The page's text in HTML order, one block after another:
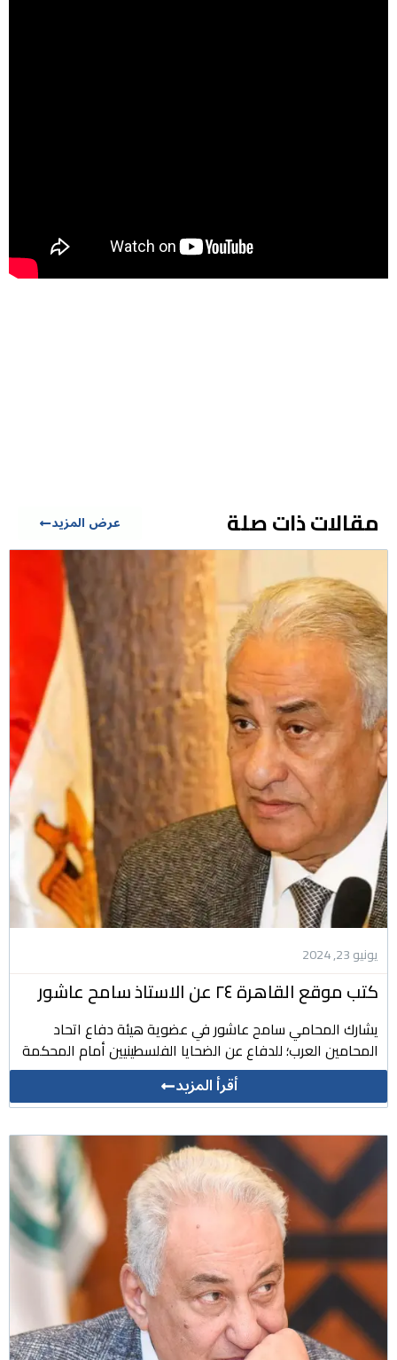
مقالات ذات صلة عرض المزيد
يونيو 23, 2024
كتب موقع القاهرة ٢٤ عن الاستاذ سامح عاشور
يشارك المحامي سامح عاشور في عضوية هيئة دفاع اتحاد
المحامين العرب؛ للدفاع عن الضحايا الفلسطينيين أمام المحكمة
أقرأ المزيد